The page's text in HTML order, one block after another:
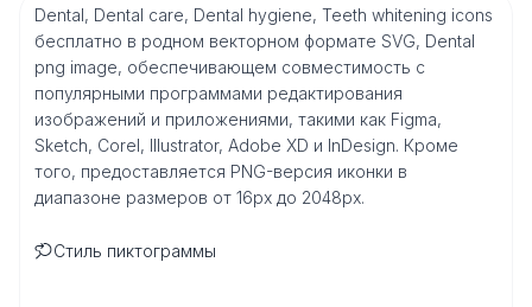
Dental, Dental care, Dental hygiene, Teeth whitening icons
бесплатно в родном векторном формате SVG, Dental
png image, обеспечивающем совместимость с
популярными программами редактирования
изображений и приложениями, такими как Figma,
Sketch, Corel, Illustrator, Adobe XD и InDesign. Кроме
того, предоставляется PNG-версия иконки в
диапазоне размеров от 16px до 2048px.
Стиль пиктограммы